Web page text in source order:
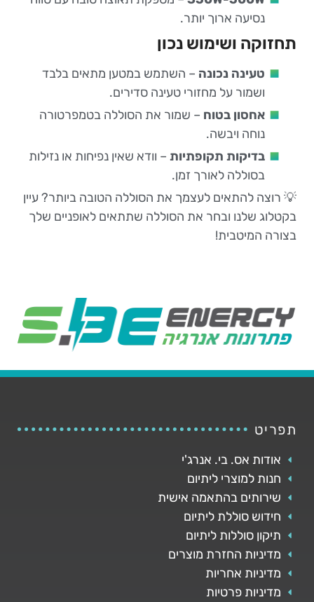
נסיעה ארוך יותר.
תחזוקה ושימוש נכון
טעינה נכונה – השתמש במטען מתאים בלבד
ושמור על מחזורי טעינה סדירים.
אחסון בטוח – שמור את הסוללה בטמפרטורה
נוחה ויבשה.
בדיקות תקופתיות – וודא שאין נפיחות או נזילות
בסוללה לאורך זמן.
💡 רוצה להתאים לעצמך את הסוללה הטובה ביותר? עיין
בקטלוג שלנו ובחר את הסוללה שתתאים לאופניים שלך
בצורה המיטבית!
תפריט
אודות אס. בי. אנרג'י
חנות למוצרי ליתיום
שירותים בהתאמה אישית
חידוש סוללת ליתיום
תיקון סוללות ליתיום
מדיניות החזרת מוצרים
מדיניות אחריות
מדיניות פרטיות